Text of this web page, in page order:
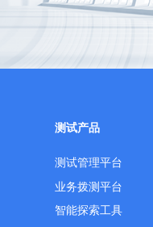
测试产品
测试管理平台
业务拨测平台
智能探索工具